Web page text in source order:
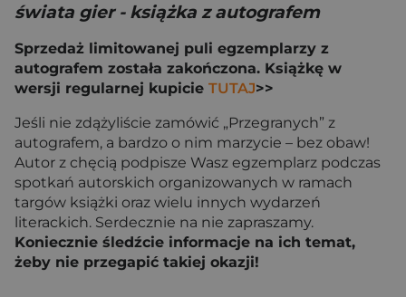
świata gier - książka z autografem
Sprzedaż limitowanej puli egzemplarzy z
autografem została zakończona. Książkę w
wersji regularnej kupicie TUTAJ>>
Jeśli nie zdążyliście zamówić „Przegranych” z
autografem, a bardzo o nim marzycie – bez obaw!
Autor z chęcią podpisze Wasz egzemplarz podczas
spotkań autorskich organizowanych w ramach
targów książki oraz wielu innych wydarzeń
literackich. Serdecznie na nie zapraszamy.
Koniecznie śledźcie informacje na ich temat,
żeby nie przegapić takiej okazji!